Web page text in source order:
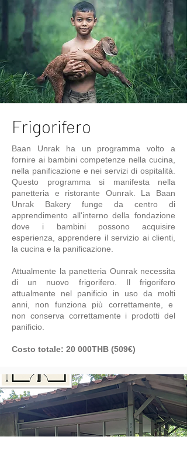
Frigorifero
Baan Unrak ha un programma volto a
fornire ai bambini competenze nella cucina,
nella panificazione e nei servizi di ospitalità.
Questo programma si manifesta nella
panetteria e ristorante Ounrak. La Baan
Unrak Bakery funge da centro di
apprendimento all'interno della fondazione
dove i bambini possono acquisire
esperienza, apprendere il servizio ai clienti,
la cucina e la panificazione.
Attualmente la panetteria Ounrak necessita
di un nuovo frigorifero. Il frigorifero
attualmente nel panificio in uso da molti
anni, non funziona più correttamente, e
non conserva correttamente i prodotti del
panificio.
Costo totale: 20 000THB (509€)